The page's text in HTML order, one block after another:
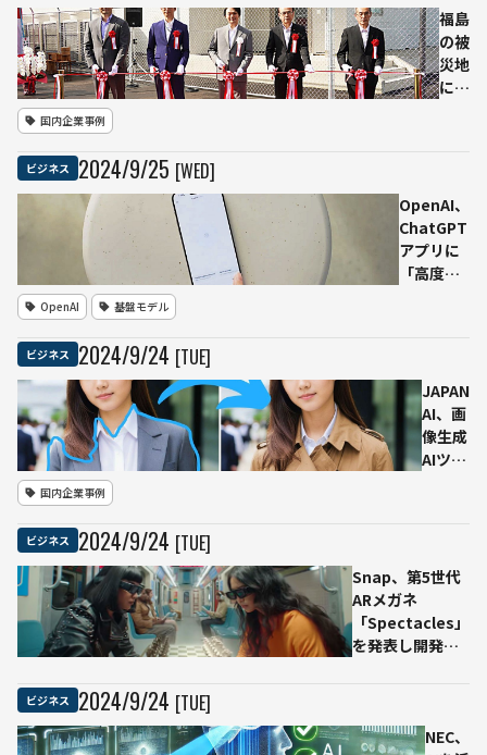
念
アド
ビ調
査
AIの優れた
活用事例を
表彰
福島
の被
災地
に最
ター
が竣
工、
地域
推進
国内企業事例
ビジネス 2024/9/25 [WED]
OpenAI、
ChatGPT
アプリに
「高度な
べての
Plusユー
ザーと
Teamユ
ーザーに
OpenAI 基盤モデル
ビジネス 2024/9/24 [TUE]
JAPAN
AI、画
像生成
AIツー
語で部
する
「イン
搭載
国内企業事例
ビジネス 2024/9/24 [TUE]
Snap、第5世代
ARメガネ
「Spectacles」
を発表し開発者
ビジネス 2024/9/24 [TUE]
NEC、